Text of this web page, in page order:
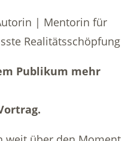
| Mentorin für
Realitätsschöpfung
Publikum mehr